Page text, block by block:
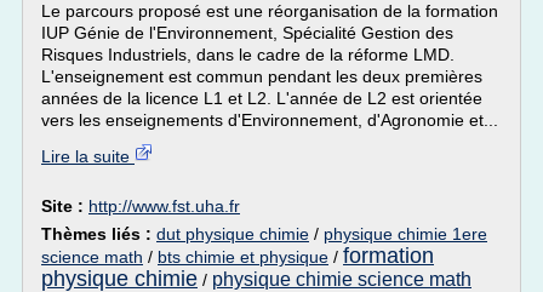
Le parcours proposé est une réorganisation de la formation
IUP Génie de l'Environnement, Spécialité Gestion des
Risques Industriels, dans le cadre de la réforme LMD.
L'enseignement est commun pendant les deux premières
années de la licence L1 et L2. L'année de L2 est orientée
vers les enseignements d'Environnement, d'Agronomie et...
Lire la suite
Site : http://www.fst.uha.fr
Thèmes liés : dut physique chimie / physique chimie 1ere
science math / bts chimie et physique / formation
physique chimie / physique chimie science math